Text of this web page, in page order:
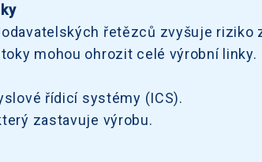
řetězců zvyšuje riziko
mohou ohrozit celé výrobní linky.
řídicí systémy (ICS).
zastavuje výrobu.